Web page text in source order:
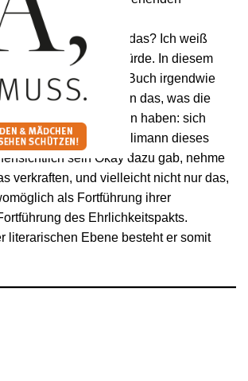
Beziehung.
wenn ja, sollte man das? Ich weiß
jedem Fall bejahen würde. In diesem
mir, es ist dieses Buch irgendwie
mit literarischen Mitteln das, was die
beschlossen haben: sich
Oskamp mutet Hürlimann dieses
sein Okay dazu gab, nehme
verkraften, und vielleicht nicht nur das,
als Fortführung ihrer
des Ehrlichkeitspakts.
literarischen Ebene besteht er somit